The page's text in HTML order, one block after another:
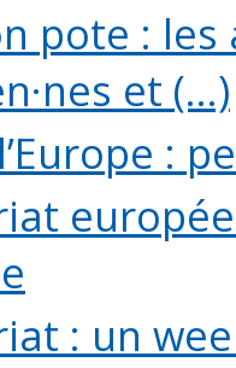
pote :
et (...)
:
: un